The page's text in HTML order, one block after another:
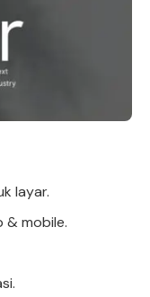
layar.
& mobile.